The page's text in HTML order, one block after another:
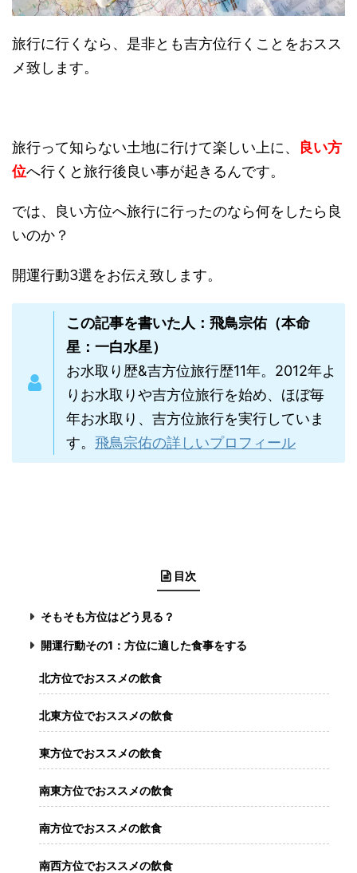
旅行に行くなら、是非とも吉方位行くことをおスス
メ致します。
旅行って知らない土地に行けて楽しい上に、
良い方
位へ行くと旅行後良い事が起きるんです。
では、良い方位へ旅行に行ったのなら何をしたら良
いのか？
開運行動3選をお伝え致します。
この記事を書いた人：飛鳥宗佑（本命
星：一白水星）
お水取り歴&吉方位旅行歴11年。2012年よ
りお水取りや吉方位旅行を始め、ほぼ毎
年お水取り、吉方位旅行を実行していま
す。 飛鳥宗佑の詳しいプロフィール
目次
そもそも方位はどう見る？
開運行動その1：方位に適した食事をする
北方位でおススメの飲食
北東方位でおススメの飲食
東方位でおススメの飲食
南東方位でおススメの飲食
南方位でおススメの飲食
南西方位でおススメの飲食